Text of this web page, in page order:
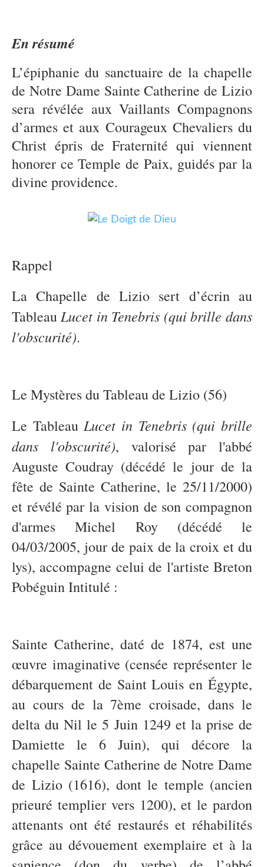
En résumé
L’épiphanie du sanctuaire de la chapelle
de Notre Dame Sainte Catherine de Lizio
sera révélée aux Vaillants Compagnons
d’armes et aux Courageux Chevaliers du
Christ épris de Fraternité qui viennent
honorer ce Temple de Paix, guidés par la
divine providence.
Rappel
La Chapelle de Lizio sert d’écrin au
TableauLucet in Tenebris (qui brille dans
l'obscurité).
Le Mystères du Tableau de Lizio (56)
Le TableauLucet in Tenebris (qui brille
dans l'obscurité), valorisé par l'abbé
Auguste Coudray (décédé le jour de la
fête de Sainte Catherine, le 25/11/2000)
et révélé par la vision de son compagnon
d'armes Michel Roy (décédé le
04/03/2005, jour de paix de la croix et du
lys), accompagne celui de l'artiste Breton
Pobéguin Intitulé :
Sainte Catherine, daté de 1874, est une
œuvre imaginative (censée représenter le
débarquement de Saint Louis en Égypte,
au cours de la 7ème croisade, dans le
delta du Nil le 5 Juin 1249 et la prise de
Damiette le 6 Juin), qui décore la
chapelle Sainte Catherine de Notre Dame
de Lizio (1616), dont le temple (ancien
prieuré templier vers 1200), et le pardon
attenants ont été restaurés et réhabilités
grâce au dévouement exemplaire et à la